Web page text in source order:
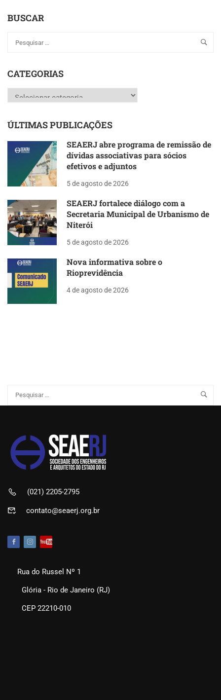
BUSCAR
CATEGORIAS
Categorias
ÚLTIMAS PUBLICAÇÕES
SEAERJ abre programa de remissão de
dívidas associativas para sócios
efetivos e adjuntos
5 de agosto de 2026
SEAERJ fortalece diálogo com a
Secretaria Municipal de Urbanismo de
Niterói
5 de agosto de 2026
Nova informativa sobre o
Rioprevidência
4 de agosto de 2026
(021) 2205-2795
contato@seaerj.org.br
Rua do Russel Nº 1
Glória - Rio de Janeiro (RJ)
CEP 22210-010